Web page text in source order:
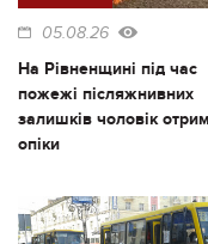
05.08.26
На Рівненщині під час
пожежі післяжнивних
залишків чоловік
опіки